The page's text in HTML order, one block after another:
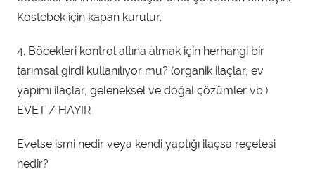
Köstebek için kapan kurulur.
4. Böcekleri kontrol altına almak için herhangi bir
tarımsal girdi kullanılıyor mu? (organik ilaçlar, ev
yapımı ilaçlar, geleneksel ve doğal çözümler vb.)
EVET / HAYIR
Evetse ismi nedir veya kendi yaptığı ilaçsa reçetesi
nedir?